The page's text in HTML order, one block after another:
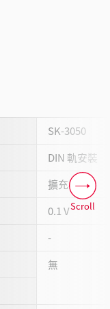
SK-3050
DIN 軌安裝
擴充模組
0.1 V
-
無
Scroll